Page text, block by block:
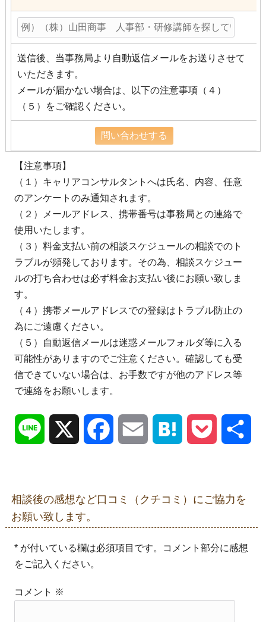
送信後、当事務局より自動返信メールをお送りさせて
いただきます。
メールが届かない場合は、以下の注意事項（４）
（５）をご確認ください。
【注意事項】
（１）キャリアコンサルタントへは氏名、内容、任意
のアンケートのみ通知されます。
（２）メールアドレス、携帯番号は事務局との連絡で
使用いたします。
（３）料金支払い前の相談スケジュールの相談でのト
ラブルが頻発しております。その為、相談スケジュー
ルの打ち合わせは必ず料金お支払い後にお願い致しま
す。
（４）携帯メールアドレスでの登録はトラブル防止の
為にご遠慮ください。
（５）自動返信メールは迷惑メールフォルダ等に入る
可能性がありますのでご注意ください。確認しても受
信できていない場合は、お手数ですが他のアドレス等
で連絡をお願いします。
Line Facebook Email Hatena Pocket
相談後の感想など口コミ（クチコミ）にご協力を
お願い致します。
* が付いている欄は必須項目です。コメント部分に感想
をご記入ください。
コメント ※